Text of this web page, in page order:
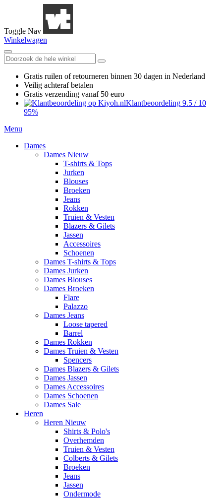
Toggle Nav
Winkelwagen
Gratis ruilen of retourneren binnen 30 dagen in Nederland
Veilig achteraf betalen
Gratis verzending vanaf 50 euro
Klantbeoordeling 9.5 / 10
95%
Menu
Dames
Dames Nieuw
T-shirts & Tops
Jurken
Blouses
Broeken
Jeans
Rokken
Truien & Vesten
Blazers & Gilets
Jassen
Accessoires
Schoenen
Dames T-shirts & Tops
Dames Jurken
Dames Blouses
Dames Broeken
Flare
Palazzo
Dames Jeans
Loose tapered
Barrel
Dames Rokken
Dames Truien & Vesten
Spencers
Dames Blazers & Gilets
Dames Jassen
Dames Accessoires
Dames Schoenen
Dames Sale
Heren
Heren Nieuw
Shirts & Polo's
Overhemden
Truien & Vesten
Colberts & Gilets
Broeken
Jeans
Jassen
Ondermode